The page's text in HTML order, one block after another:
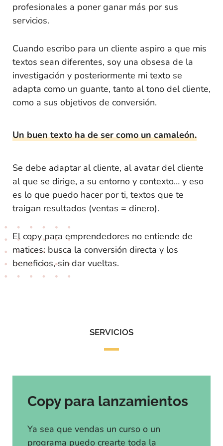
profesionales a poner ganar más por sus
servicios.
Cuando escribo para un cliente aspiro a que mis
textos sean diferentes, soy una obsesa de la
investigación y posteriormente mi texto se
adapta como un guante, tanto al tono del cliente,
como a sus objetivos de conversión.
Un buen texto ha de ser como un camaleón.
Se debe adaptar al cliente, al avatar del cliente
al que se dirige, a su entorno y contexto… y eso
es lo que puedo hacer por ti, textos que te
traigan resultados (ventas = dinero).
El copy para emprendedores no entiende de
matices: busca la conversión directa y los
beneficios, sin dar vueltas.
SERVICIOS
Copy para lanzamientos
Ya sea que vendas un curso o un
programa puedo crearte toda la